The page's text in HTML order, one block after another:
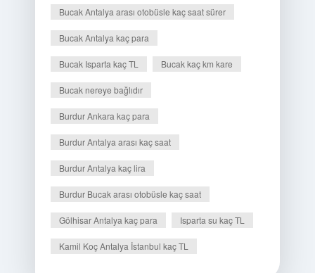
Bucak Antalya arası otobüsle kaç saat sürer
Bucak Antalya kaç para
Bucak Isparta kaç TL Bucak kaç km kare
Bucak nereye bağlıdır
Burdur Ankara kaç para
Burdur Antalya arası kaç saat
Burdur Antalya kaç lira
Burdur Bucak arası otobüsle kaç saat
Gölhisar Antalya kaç para Isparta su kaç TL
Kamil Koç Antalya İstanbul kaç TL